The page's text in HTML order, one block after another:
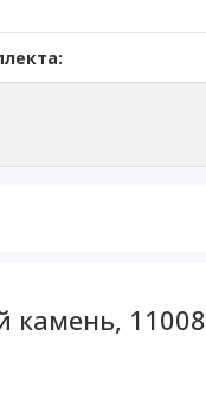
камень, 11008